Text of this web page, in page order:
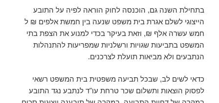
בתחילת השנה גם, הוכנסה לחוק הוראה לפיה על התובע
הייצוגי לשלם אגרת בית משפט שנעה בין חמשת אלפים ₪ ל
חמש עשרה אלף ₪, וזאת בעיקר בכדי למנוע את הצפת בתי
המשפט בתביעות שגויות ורשלניות שמפריעות להתנהלות
הנתבעים ולא מביאות תועלת לצרכנים.
כדאי לשים לב, שבכל תביעה משפטית בית המשפט רשאי
לפסוק הוצאות ותשלום שכר טרחת עו"ד לנתבע נגד התובע